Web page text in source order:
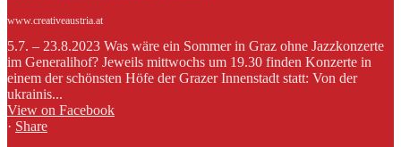
www.creativeaustria.at
5.7. – 23.8.2023 Was wäre ein Sommer in Graz ohne Jazzkonzerte
im Generalihof? Jeweils mittwochs um 19.30 finden Konzerte in
einem der schönsten Höfe der Grazer Innenstadt statt: Von der
ukrainis...
View on Facebook
· Share